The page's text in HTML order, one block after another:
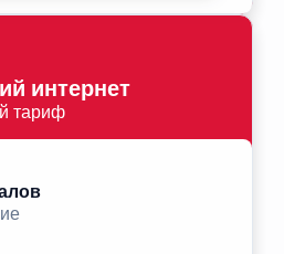
интернет
тариф